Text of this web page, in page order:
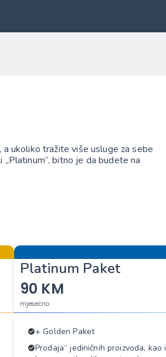
ukoliko tražite više usluge za sebe
bitno je da budete na
Platinum Paket
90 KM
mjesečno
+ Golden Paket
Prodaja“ jediničnih proizvoda, kao i